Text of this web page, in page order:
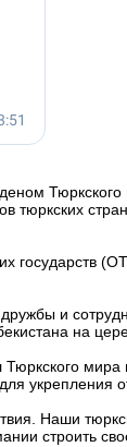
тюркских
государств
и
на
укрепления
Наши
строить